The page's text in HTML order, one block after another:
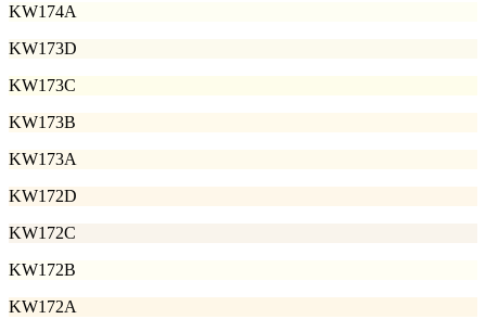
KW174A
KW173D
KW173C
KW173B
KW173A
KW172D
KW172C
KW172B
KW172A